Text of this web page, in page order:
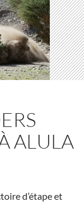
ALULA
d’étape et